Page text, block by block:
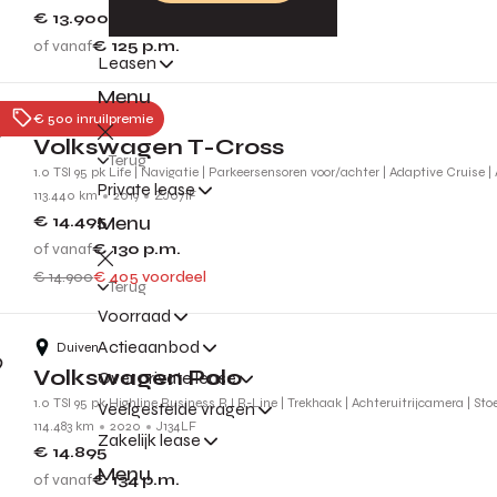
Leasen
Menu
Terug
Private lease
Menu
Terug
Voorraad
Actieaanbod
Over private lease
Veelgestelde vragen
Zakelijk lease
Menu
€ 13.900
of vanaf€ 125 p.m.
€ 500 inruilpremie
Nijmegen
Volkswagen T-Cross
1.0 TSI 95 pk Life | Navigatie | Parkeersensoren voor/achter | Adaptive Cruise
113.440 km
2019 ZJ071F
€ 14.495
of vanaf€ 130 p.m.
€ 14.900€ 405 voordeel
Duiven
Volkswagen Polo
1.0 TSI 95 pk Highline Business R l R-Line | Trekhaak | Achteruitrijcamera |
114.483 km
2020 J134LF
€ 14.895
of vanaf€ 134p.m.